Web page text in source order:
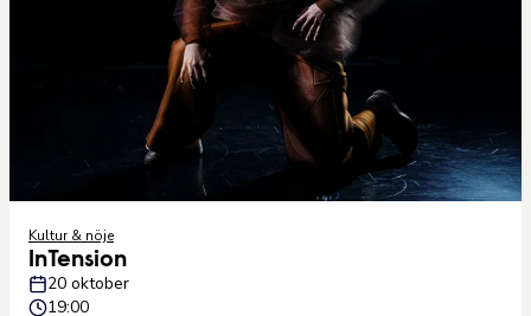
Kultur & nöje
InTension
20 oktober
19:00